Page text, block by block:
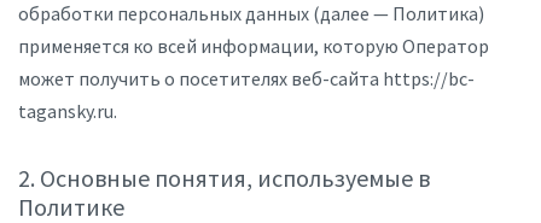
обработки персональных данных (далее — Политика)
применяется ко всей информации, которую Оператор
может получить о посетителях веб-сайта https://bc-
tagansky.ru.
2. Основные понятия, используемые в
Политике